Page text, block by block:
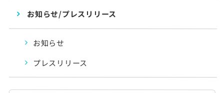
お知らせ/プレスリリース
お知らせ
プレスリリース